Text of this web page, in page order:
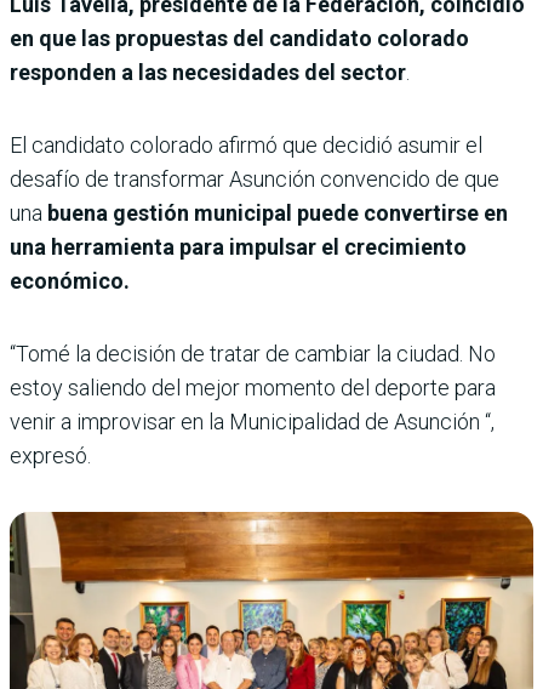
en que las propuestas del candidato colorado
responden a las necesidades del sector.
El candidato colorado afirmó que decidió asumir el
desafío de transformar Asunción convencido de que
una buena gestión municipal puede convertirse en
una herramienta para impulsar el crecimiento
económico.
“Tomé la decisión de tratar de cambiar la ciudad. No
estoy saliendo del mejor momento del deporte para
venir a improvisar en la Municipalidad de Asunción “,
expresó.